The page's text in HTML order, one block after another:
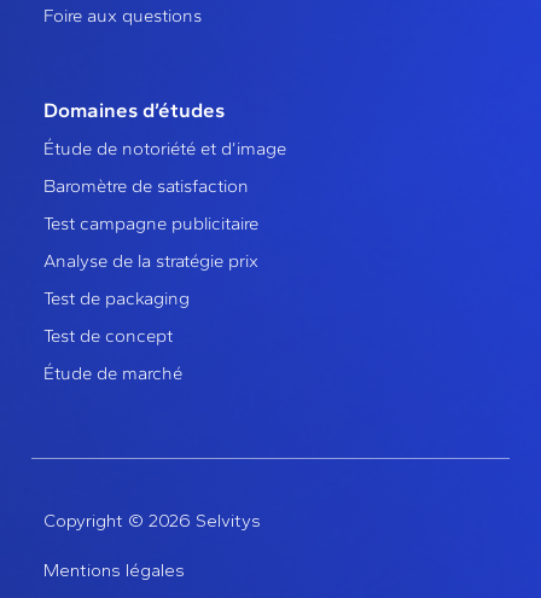
Foire aux questions
Domaines d’études
Étude de notoriété et d’image
Baromètre de satisfaction
Test campagne publicitaire
Analyse de la stratégie prix
Test de packaging
Test de concept
Étude de marché
Copyright © 2026 Selvitys
Mentions légales